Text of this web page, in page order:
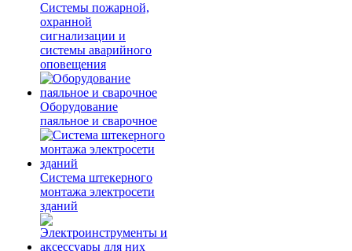
Системы пожарной,
охранной
сигнализации и
системы аварийного
оповещения
Оборудование
паяльное и сварочное
Система штекерного
монтажа электросети
зданий